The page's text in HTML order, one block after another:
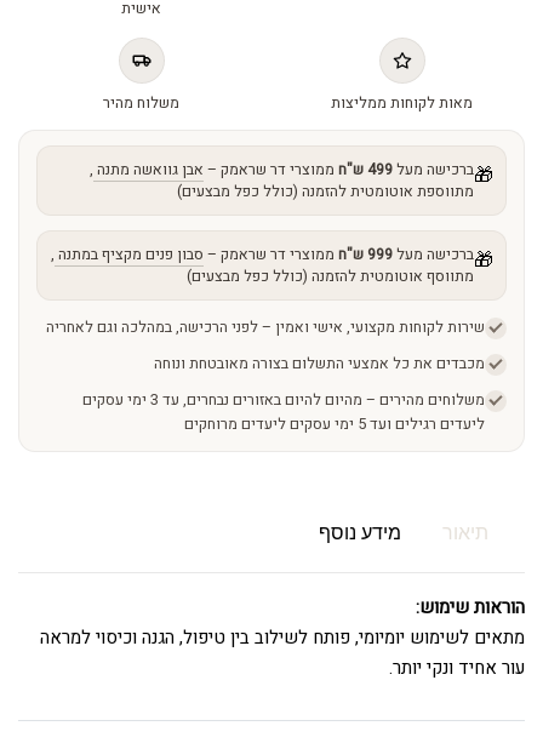
אישית
מאות לקוחות ממליצות משלוח מהיר
🎁ברכישה מעל499 ש"ח ממוצרי דר שראמק – אבן גוואשה מתנה ,
מתווספת אוטומטית להזמנה (כולל כפל מבצעים)
🎁ברכישה מעל999 ש"ח ממוצרי דר שראמק – סבון פנים מקציף במתנה ,
מתווסף אוטומטית להזמנה (כולל כפל מבצעים)
שירות לקוחות מקצועי, אישי ואמין – לפני הרכישה, במהלכה וגם לאחריה
מכבדים את כל אמצעי התשלום בצורה מאובטחת ונוחה
משלוחים מהירים – מהיום להיום באזורים נבחרים, עד 3 ימי עסקים
ליעדים רגילים ועד 5 ימי עסקים ליעדים מרוחקים
תיאור מידע נוסף
הוראות שימוש:
מתאים לשימוש יומיומי, פותח לשילוב בין טיפול, הגנה וכיסוי למראה
עור אחיד ונקי יותר.